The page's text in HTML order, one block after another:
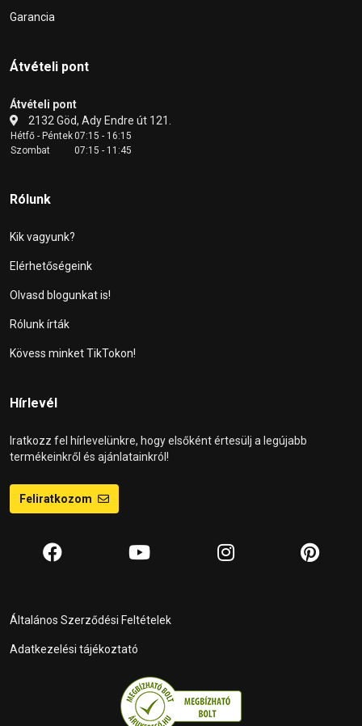
Garancia
Átvételi pont
Átvételi pont
2132 Göd, Ady Endre út 121.
Hétfő - Péntek07:15 - 16:15
Szombat
07:15 - 11:45
Rólunk
Kik vagyunk?
Elérhetőségeink
Olvasd blogunkat is!
Rólunk írták
Kövess minket TikTokon!
Hírlevél
Iratkozz fel hírlevelünkre, hogy elsőként értesülj a legújabb
termékeinkről és ajánlatainkról!
Feliratkozom
Általános Szerződési Feltételek
Adatkezelési tájékoztató